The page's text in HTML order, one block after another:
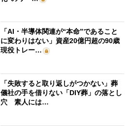
「AI・半導体関連が“本命”であること
に変わりはない」資産20億円超の90歳
現役トレー…
「失敗すると取り返しがつかない」葬
儀社の手を借りない「DIY葬」の落とし
穴 素人には…